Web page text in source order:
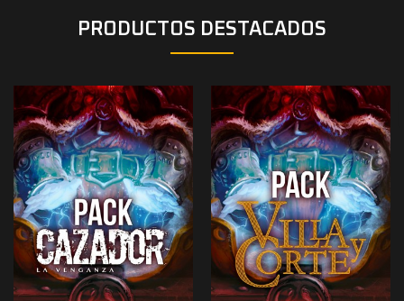
PRODUCTOS DESTACADOS